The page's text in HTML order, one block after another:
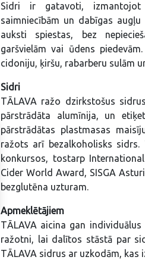
Sidri ir gatavoti,
saimniecībām un dabīgas
auksti spiestas, bez
garšvielām vai ūdens
cidoniju, ķiršu, rabarberu sulām
Sidri
TĀLAVA ražo dzirkstošus
pārstrādāta alumīnija, un
pārstrādātas plastmasas
ražots arī bezalkoholisks
konkursos, tostarp
Cider World Award, SISGA
bezglutēna uzturam.
Apmeklētājiem
TĀLAVA aicina gan
ražotni, lai dalītos stāstā par
TĀLAVA sidrus ar uzkodām, kas